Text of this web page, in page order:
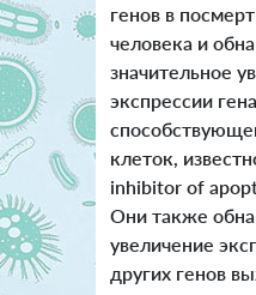
генов в
человека и
значительное
экспрессии
клеток,
inhibitor of
Они также
увеличение
других генов